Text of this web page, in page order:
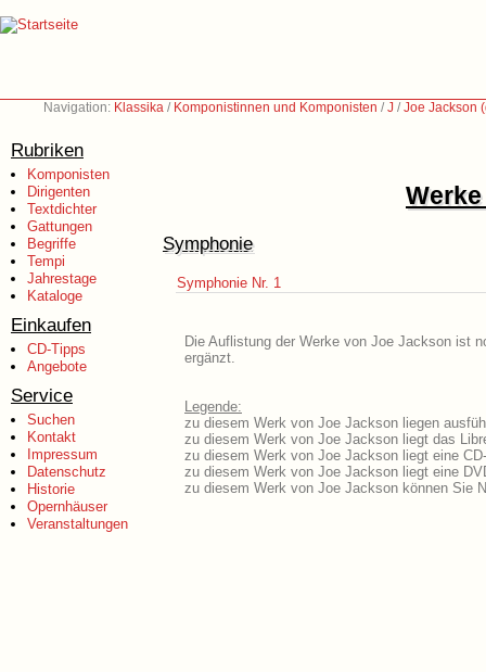
Navigation: Klassika / Komponistinnen und Komponisten /J /Joe Jackson
Rubriken
Komponisten
Dirigenten
Textdichter
Gattungen
Begriffe
Tempi
Jahrestage
Kataloge
Einkaufen
CD-Tipps
Angebote
Service
Suchen
Kontakt
Impressum
Datenschutz
Historie
Opernhäuser
Veranstaltungen
Symphonie
Symphonie Nr. 1
Die Auflistung der Werke von Joe Jackson ist
ergänzt.
Legende:
zu diesem Werk von Joe Jackson liegen
zu diesem Werk von Joe Jackson liegt das
zu diesem Werk von Joe Jackson liegt eine
zu diesem Werk von Joe Jackson liegt eine
zu diesem Werk von Joe Jackson können Sie